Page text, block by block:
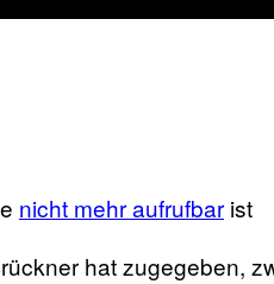
nicht mehr aufrufbar ist
hat zugegeben,